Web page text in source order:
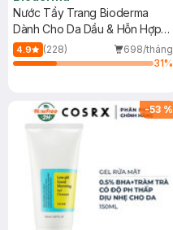
Nước Tẩy Trang Bioderma
Dành Cho Da Dầu & Hỗn Hợp
500ml
4.9 (228)
698/tháng
31%
-53 %